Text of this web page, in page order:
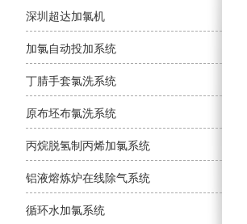
深圳超达加氯机
加氯自动投加系统
丁腈手套氯洗系统
原布坯布氯洗系统
丙烷脱氢制丙烯加氯系统
铝液熔炼炉在线除气系统
循环水加氯系统